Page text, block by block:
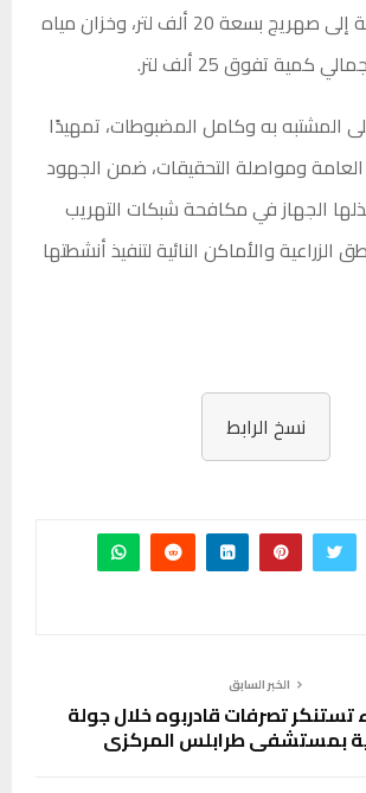
وقود ديزل، إضافة إلى صهريج بسعة 20 ألف لتر، وخزان مياه
كمية تفوق 25 ألف لتر.
المشتبه به وكامل المضبوطات، تمهيدًا
العامة ومواصلة التحقيقات، ضمن الجهود
الجهاز في مكافحة شبكات التهريب
الزراعية والأماكن النائية لتنفيذ أنشطتها
نسخ الرابط
الخبر السابق
تستنكر تصرفات قادربوه خلال جولة
بمستشفى طرابلس المركزي